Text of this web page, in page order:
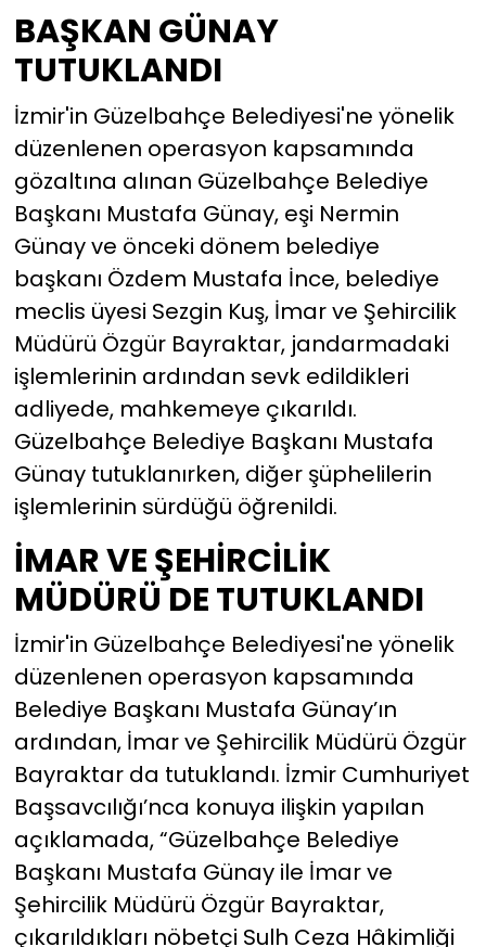
suç duyurusu!
BAŞKAN GÜNAY
TUTUKLANDI
İzmir'in Güzelbahçe Belediyesi'ne yönelik
düzenlenen operasyon kapsamında
gözaltına alınan Güzelbahçe Belediye
Başkanı Mustafa Günay, eşi Nermin
Günay ve önceki dönem belediye
başkanı Özdem Mustafa İnce, belediye
meclis üyesi Sezgin Kuş, İmar ve Şehircilik
Müdürü Özgür Bayraktar, jandarmadaki
işlemlerinin ardından sevk edildikleri
adliyede, mahkemeye çıkarıldı.
Güzelbahçe Belediye Başkanı Mustafa
Günay tutuklanırken, diğer şüphelilerin
işlemlerinin sürdüğü öğrenildi.
İMAR VE ŞEHİRCİLİK
MÜDÜRÜ DE TUTUKLANDI
İzmir'in Güzelbahçe Belediyesi'ne yönelik
düzenlenen operasyon kapsamında
Belediye Başkanı Mustafa Günay’ın
ardından, İmar ve Şehircilik Müdürü Özgür
Bayraktar da tutuklandı. İzmir Cumhuriyet
Başsavcılığı’nca konuya ilişkin yapılan
açıklamada, “Güzelbahçe Belediye
Başkanı Mustafa Günay ile İmar ve
Şehircilik Müdürü Özgür Bayraktar,
çıkarıldıkları nöbetçi Sulh Ceza Hâkimliği